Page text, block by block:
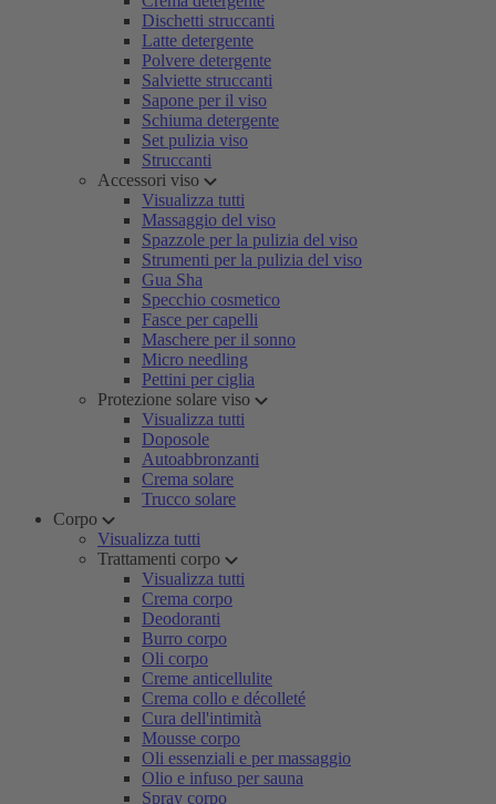
Dischetti struccanti
Latte detergente
Polvere detergente
Salviette struccanti
Sapone per il viso
Schiuma detergente
Set pulizia viso
Struccanti
Accessori viso
Visualizza tutti
Massaggio del viso
Spazzole per la pulizia del viso
Strumenti per la pulizia del viso
Gua Sha
Specchio cosmetico
Fasce per capelli
Maschere per il sonno
Micro needling
Pettini per ciglia
Protezione solare viso
Visualizza tutti
Doposole
Autoabbronzanti
Crema solare
Trucco solare
Corpo
Visualizza tutti
Trattamenti corpo
Visualizza tutti
Crema corpo
Deodoranti
Burro corpo
Oli corpo
Creme anticellulite
Crema collo e décolleté
Cura dell'intimità
Mousse corpo
Oli essenziali e per massaggio
Olio e infuso per sauna
Spray corpo